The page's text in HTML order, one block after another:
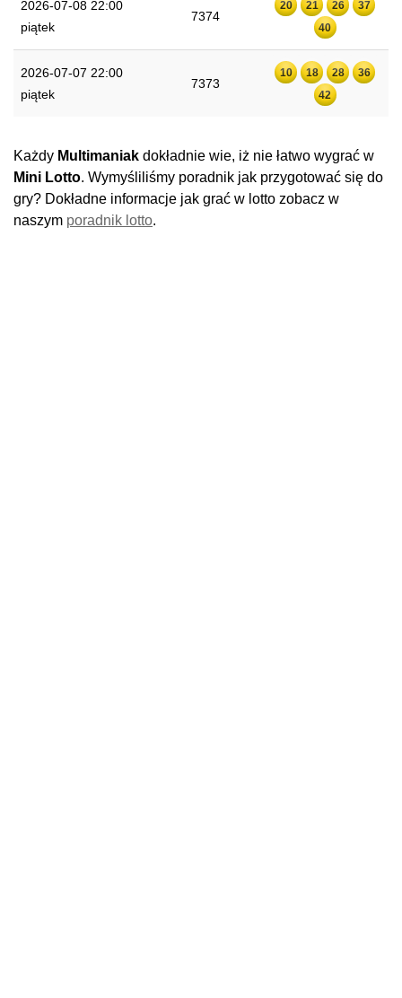
2026-07-08 22:00
piątek
7374
20 21 26
37
40
2026-07-07 22:00
piątek
7373
10 18 28
36
42
Każdy Multimaniak dokładnie wie, iż nie łatwo wygrać w
Mini Lotto. Wymyśliliśmy poradnik jak przygotować się do
gry? Dokładne informacje jak grać w lotto zobacz w
naszym poradnik lotto.